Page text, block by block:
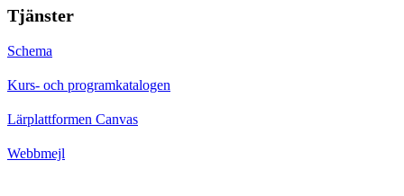
Tjänster
Schema
Kurs- och programkatalogen
Lärplattformen Canvas
Webbmejl